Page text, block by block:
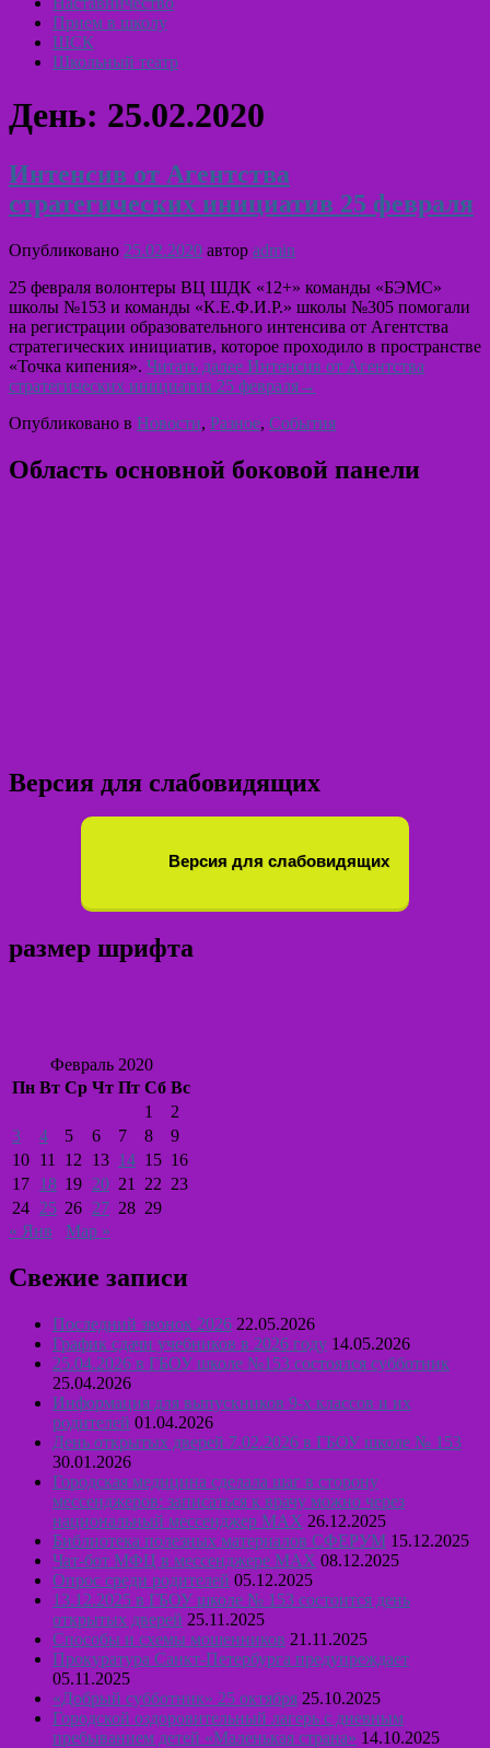
Прием в школу
ШСК
Школьный театр
День: 25.02.2020
Интенсив от Агентства
стратегических инициатив 25 февраля
Опубликовано 25.02.2020 автор admin
25 февраля волонтеры ВЦ ШДК «12+» команды «БЭМС»
школы №153 и команды «К.Е.Ф.И.Р.» школы №305 помогали
на регистрации образовательного интенсива от Агентства
стратегических инициатив, которое проходило в пространстве
«Точка кипения». Читать далее Интенсив от Агентства
стратегических инициатив 25 февраля→
Опубликовано в Новости, Разное, События
Область основной боковой панели
Версия для слабовидящих
Версия для слабовидящих
размер шрифта
Февраль 2020
Пн Вт Ср Чт Пт Сб Вс
1
2
3
4 5 6 7 8
9
10 11 12 13 14 15 16
17 18 19 20 21 22 23
24 25 26 27 28 29
« Янв
Мар »
Свежие записи
Последний звонок 2026 22.05.2026
График сдачи учебников в 2026 году 14.05.2026
25.04.2026 в ГБОУ школе №153 состоялся субботник
25.04.2026
Информация для выпускников 9-х классов и их
родителей 01.04.2026
День открытых дверей 7.02.2026 в ГБОУ школе № 153
30.01.2026
Городская медицина сделала шаг в сторону
мессенджеров: записаться к врачу можно через
национальный мессенджер MAX 26.12.2025
Библиотека полезных материалов СФЕРУМ 15.12.2025
Чат-бот МФЦ в мессенджере MAX 08.12.2025
Опрос среди родителей 05.12.2025
13.12.2025 в ГБОУ школе № 153 состоится день
открытых дверей 25.11.2025
Способы и схемы мошенников 21.11.2025
Прокуратура Санкт-Петербурга предупреждает
05.11.2025
«Добрый субботник» 25 октября 25.10.2025
Городской оздоровительный лагерь с дневным
пребыванием детей «Маленькая страна» 14.10.2025